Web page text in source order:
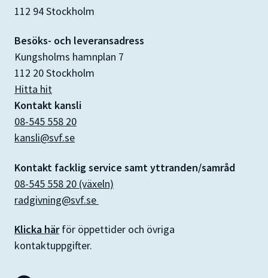
112 94 Stockholm
Besöks- och leveransadress
Kungsholms hamnplan 7
112 20 Stockholm
Hitta hit
Kontakt kansli
08-545 558 20
kansli@svf.se
Kontakt facklig service samt yttranden/samråd
08-545 558 20 (växeln)
radgivning@svf.se
Klicka härför öppettider och övriga
kontaktuppgifter.